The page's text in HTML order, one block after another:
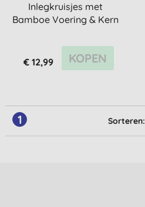
Inlegkruisjes met
Bamboe Voering & Kern
€ 12,99 KOPEN
1 Sorteren: